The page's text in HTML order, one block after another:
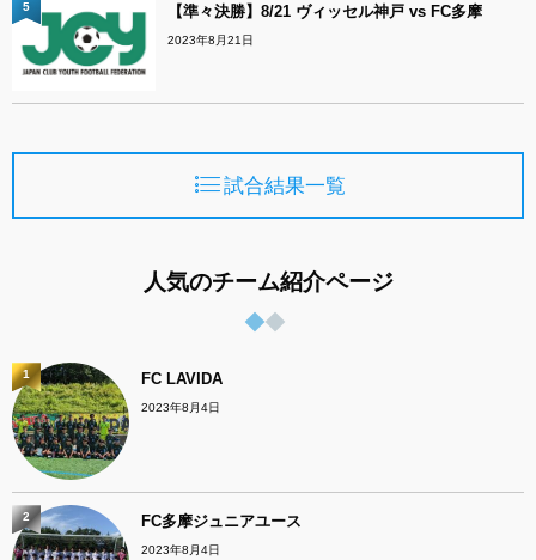
【準々決勝】8/21 ヴィッセル神戸 vs FC多摩
2023年8月21日
5
試合結果一覧
人気のチーム紹介ページ
FC LAVIDA
2023年8月4日
1
FC多摩ジュニアユース
2023年8月4日
2